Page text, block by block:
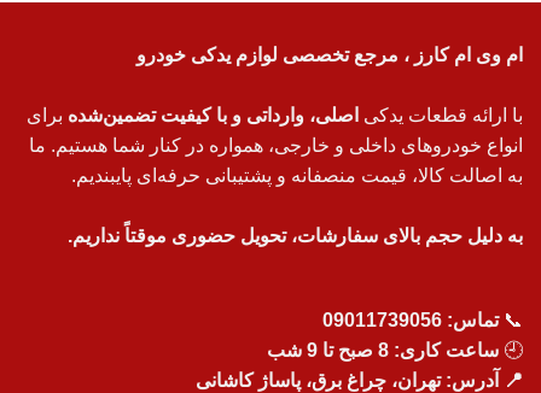
ام وی ام کارز ، مرجع تخصصی لوازم یدکی خودرو
با ارائه قطعات یدکی اصلی، وارداتی و با کیفیت تضمین‌شده برای
انواع خودروهای داخلی و خارجی، همواره در کنار شما هستیم. ما
به اصالت کالا، قیمت منصفانه و پشتیبانی حرفه‌ای پایبندیم.
به دلیل حجم بالای سفارشات، تحویل حضوری موقتاً نداریم.
📞تماس: 09011739056
🕘 ساعت کاری: 8 صبح تا 9 شب
📍 آدرس: تهران، چراغ برق، پاساژ کاشانی